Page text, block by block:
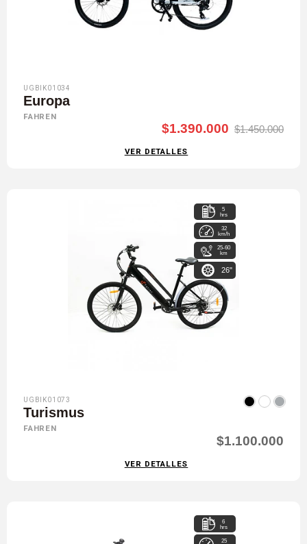
UGBIK01034
Europa
FAHREN
$1.390.000 $1.450.000
VER DETALLES
5
hrs
32
km/h
25-60
km
26"
UGBIK01073
Turismus
FAHREN
$1.100.000
VER DETALLES
6
hrs
25